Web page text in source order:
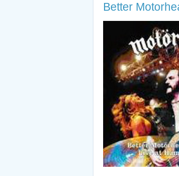
Better